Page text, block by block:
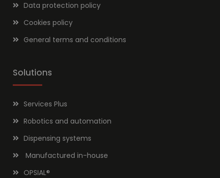
Data protection policy
Cookies policy
General terms and conditions
Solutions
Services Plus
Robotics and automation
Dispensing systems
Manufactured in-house
OPSIAL®